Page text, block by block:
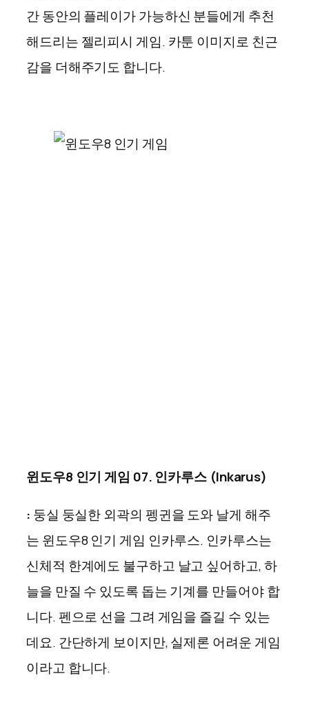
간 동안의 플레이가 가능하신 분들에게 추천
해드리는 젤리피시 게임. 카툰 이미지로 친근
감을 더해주기도 합니다.
윈도우8 인기 게임 07. 인카루스 (Inkarus)
: 둥실 둥실한 외곽의 펭귄을 도와 날게 해주
는 윈도우8 인기 게임 인카루스. 인카루스는
신체적 한계에도 불구하고 날고 싶어하고, 하
늘을 만질 수 있도록 돕는 기계를 만들어야 합
니다. 펜으로 선을 그려 게임을 즐길 수 있는
데요. 간단하게 보이지만, 실제론 어려운 게임
이라고 합니다.